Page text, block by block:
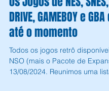
Andrey Daher Coelho
12 de abr. de 2024
6 min